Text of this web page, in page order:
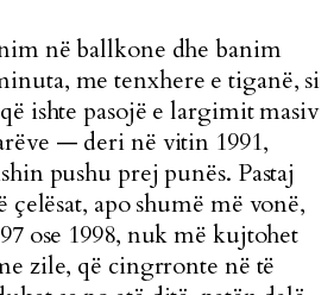
në ballkone dhe banim
me tenxhere e tiganë, si
ishte pasojë e largimit masiv
— deri në vitin 1991,
pushu prej punës. Pastaj
apo shumë më vonë,
ose 1998, nuk më kujtohet
zile, që cingrronte në të